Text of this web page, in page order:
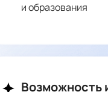
и образования
Возможность